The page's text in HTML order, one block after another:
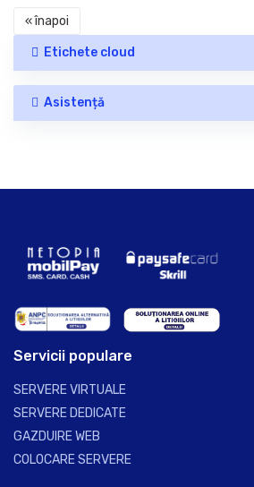
« înapoi
Etichete cloud
Asistență
Servicii populare
SERVERE VIRTUALE
SERVERE DEDICATE
GAZDUIRE WEB
COLOCARE SERVERE